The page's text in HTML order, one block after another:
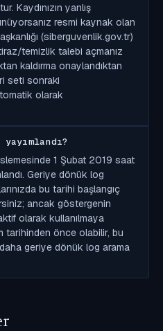
Kaydınızın yanlış
resmi kaynak olan
(siberguvenlik.gov.tr)
temizlik talebi açmanız
kaldırma onaylandıktan
seti sonraki
olarak
1 Şubat 2019 saat
Geriye dönük log
bu tarihi başlangıç
ancak göstergenin
olarak kullanılmaya
tarihinden önce olabilir, bu
geriye dönük log arama